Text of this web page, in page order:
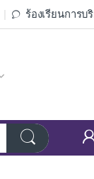
ร้องเรียนการบ